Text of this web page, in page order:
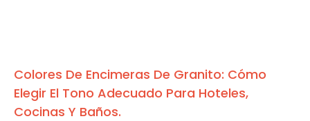
Colores De Encimeras De Granito: Cómo
Elegir El Tono Adecuado Para Hoteles,
Cocinas Y Baños.